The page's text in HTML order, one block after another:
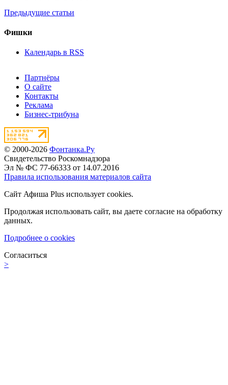
Предыдущие статьи
Фишки
Календарь в RSS
Партнёры
О сайте
Контакты
Реклама
Бизнес-трибуна
© 2000-2026 Фонтанка.Ру
Свидетельство Роскомнадзора
Эл № ФС 77-66333 от 14.07.2016
Правила использования материалов сайта
Сайт Афиша Plus использует cookies.
Продолжая использовать сайт, вы даете согласие на обработку
данных.
Подробнее о cookies
Согласиться
>